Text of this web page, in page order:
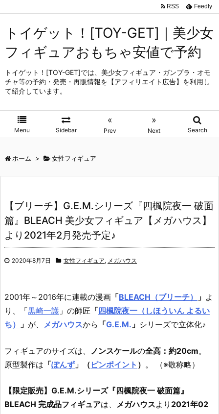
トイゲット！[TOY-GET]｜美少女
フィギュアおもちゃ安値で予約
トイゲット！[TOY-GET]では、美少女フィギュア・ガンプラ・オモ
チャ等の予約・発売・再販情報を【アフィリエイト広告】を利用し
て紹介しています。
Menu Sidebar
«
Prev
»
Next Search
RSS Feedly
ホーム > 女性フィギュア
【ブリーチ】G.E.M.シリーズ『四楓院夜一 破面
篇』BLEACH 美少女フィギュア【メガハウス】
より2021年2月発売予定♪
2020年8月7日 女性フィギュア, メガハウス
2001年～2016年に連載の漫画 「BLEACH（ブリーチ） 」 よ
り、「黒崎一護 」の師匠 「四楓院夜一（しほういん よるい
ち）
」 が、 メガハウスから 「G.E.M. 」 シリーズで立体化♪
フィギュアのサイズは、 ノンスケールの全高：約20cm。
原型製作は 「ぽんず 」（ ピンポイント ） 。 （※敬称略）
【限定販売】G.E.M.シリーズ『四楓院夜一 破面篇』
BLEACH 完成品フィギュアは、 メガハウスより 2021年02